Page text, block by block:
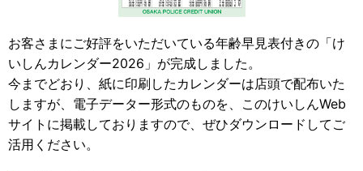
お客さまにご好評をいただいている年齢早見表付きの「け
いしんカレンダー2026」が完成しました。
今までどおり、紙に印刷したカレンダーは店頭で配布いた
しますが、電子データー形式のものを、このけいしんWeb
サイトに掲載しておりますので、ぜひダウンロードしてご
活用ください。